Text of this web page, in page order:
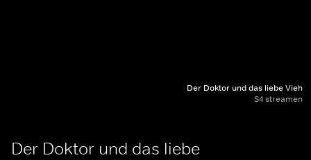
Der Doktor und das liebe Vieh
S4 streamen
Der Doktor und das liebe